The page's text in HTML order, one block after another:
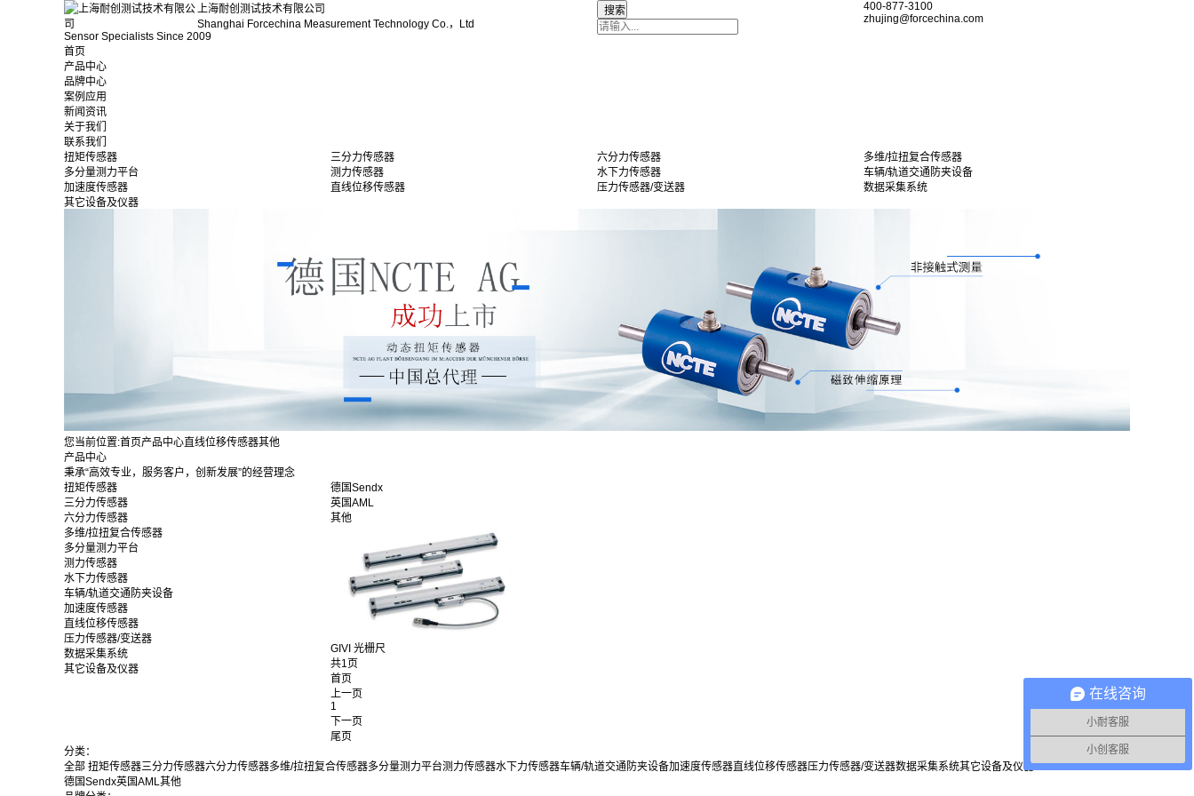
上海耐创测试技术有限公司
Shanghai Forcechina Measurement Technology Co.，Ltd
Sensor Specialists Since 2009
400-877-3100
zhujing@forcechina.com
首页
产品中心
品牌中心
案例应用
新闻资讯
关于我们
联系我们
扭矩传感器
三分力传感器 六分力传感器
多维/拉扭复合传感器
多分量测力平台
测力传感器 水下力传感器
车辆/轨道交通防夹设备
加速度传感器
直线位移传感器 压力传感器/变送器
数据采集系统
其它设备及仪器
您当前位置:首页产品中心直线位移传感器其他
产品中心
秉承“高效专业，服务客户，创新发展”的经营理念
扭矩传感器
三分力传感器
六分力传感器
多维/拉扭复合传感器
多分量测力平台
测力传感器
水下力传感器
车辆/轨道交通防夹设备
加速度传感器
直线位移传感器
压力传感器/变送器
数据采集系统
其它设备及仪器
德国Sendx
英国AML
其他
GIVI 光栅尺
共1页
首页
上一页
1
下一页
尾页
分类：
全部 扭矩传感器三分力传感器六分力传感器多维/拉扭复合传感器多分量测力平台测力传感器水下力传感器车辆/轨道交通防夹设备加速度传感器直线位移传感器压力传感器/变送器数据采集系统其它设备及仪器
德国Sendx英国AML其他
在线咨询
小耐客服
小创客服